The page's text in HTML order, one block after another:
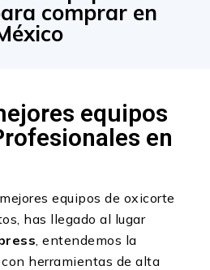
comprar en
equipos
en
equipos de oxicorte
has llegado al lugar
, entendemos la
herramientas de alta